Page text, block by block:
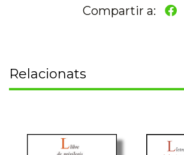
Compartir a:
Relacionats